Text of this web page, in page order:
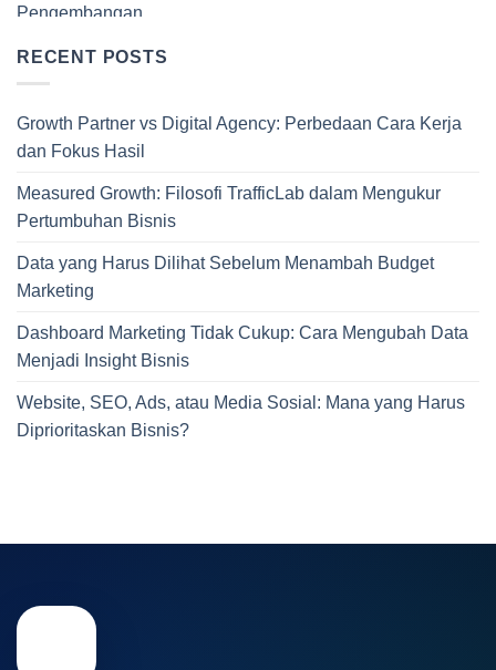
RECENT POSTS
Growth Partner vs Digital Agency: Perbedaan Cara Kerja
dan Fokus Hasil
Measured Growth: Filosofi TrafficLab dalam Mengukur
Pertumbuhan Bisnis
Data yang Harus Dilihat Sebelum Menambah Budget
Marketing
Dashboard Marketing Tidak Cukup: Cara Mengubah Data
Menjadi Insight Bisnis
Website, SEO, Ads, atau Media Sosial: Mana yang Harus
Diprioritaskan Bisnis?